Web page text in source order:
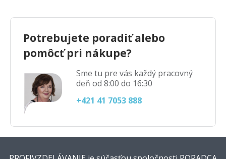
Potrebujete poradiť alebo
pomôcť pri nákupe?
Sme tu pre vás každý pracovný
deň od 8:00 do 16:30
+421 41 7053 888